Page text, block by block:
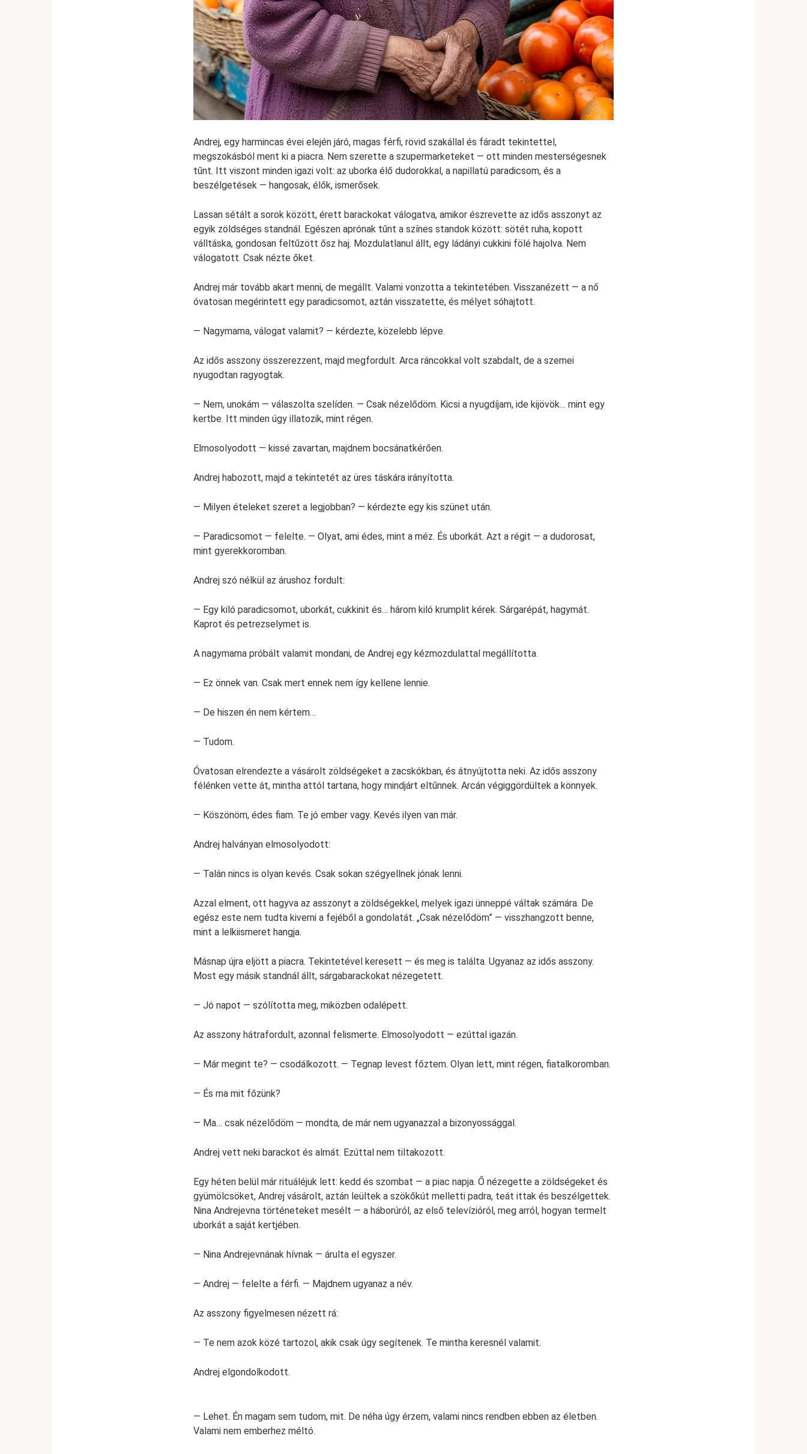
Andrej, egy harmincas évei elején járó, magas férfi, rövid szakállal és fáradt tekintettel,
megszokásból ment ki a piacra. Nem szerette a szupermarketeket — ott minden mesterségesnek
tűnt. Itt viszont minden igazi volt: az uborka élő dudorokkal, a napillatú paradicsom, és a
beszélgetések — hangosak, élők, ismerősek.
Lassan sétált a sorok között, érett barackokat válogatva, amikor észrevette az idős asszonyt az
egyik zöldséges standnál. Egészen aprónak tűnt a színes standok között: sötét ruha, kopott
válltáska, gondosan feltűzött ősz haj. Mozdulatlanul állt, egy ládányi cukkini fölé hajolva. Nem
válogatott. Csak nézte őket.
Andrej már tovább akart menni, de megállt. Valami vonzotta a tekintetében. Visszanézett — a nő
óvatosan megérintett egy paradicsomot, aztán visszatette, és mélyet sóhajtott.
— Nagymama, válogat valamit? — kérdezte, közelebb lépve.
Az idős asszony összerezzent, majd megfordult. Arca ráncokkal volt szabdalt, de a szemei
nyugodtan ragyogtak.
— Nem, unokám — válaszolta szelíden. — Csak nézelődöm. Kicsi a nyugdíjam, ide kijövök… mint egy
kertbe. Itt minden úgy illatozik, mint régen.
Elmosolyodott — kissé zavartan, majdnem bocsánatkérően.
Andrej habozott, majd a tekintetét az üres táskára irányította.
— Milyen ételeket szeret a legjobban? — kérdezte egy kis szünet után.
— Paradicsomot — felelte. — Olyat, ami édes, mint a méz. És uborkát. Azt a régit — a dudorosat,
mint gyerekkoromban.
Andrej szó nélkül az árushoz fordult:
— Egy kiló paradicsomot, uborkát, cukkinit és… három kiló krumplit kérek. Sárgarépát, hagymát.
Kaprot és petrezselymet is.
A nagymama próbált valamit mondani, de Andrej egy kézmozdulattal megállította.
— Ez önnek van. Csak mert ennek nem így kellene lennie.
— De hiszen én nem kértem…
— Tudom.
Óvatosan elrendezte a vásárolt zöldségeket a zacskókban, és átnyújtotta neki. Az idős asszony
félénken vette át, mintha attól tartana, hogy mindjárt eltűnnek. Arcán végiggördültek a könnyek.
— Köszönöm, édes fiam. Te jó ember vagy. Kevés ilyen van már.
Andrej halványan elmosolyodott:
— Talán nincs is olyan kevés. Csak sokan szégyellnek jónak lenni.
Azzal elment, ott hagyva az asszonyt a zöldségekkel, melyek igazi ünneppé váltak számára. De
egész este nem tudta kiverni a fejéből a gondolatát. „Csak nézelődöm” — visszhangzott benne,
mint a lelkiismeret hangja.
Másnap újra eljött a piacra. Tekintetével keresett — és meg is találta. Ugyanaz az idős asszony.
Most egy másik standnál állt, sárgabarackokat nézegetett.
— Jó napot — szólította meg, miközben odalépett.
Az asszony hátrafordult, azonnal felismerte. Elmosolyodott — ezúttal igazán.
— Már megint te? — csodálkozott. — Tegnap levest főztem. Olyan lett, mint régen, fiatalkoromban.
— És ma mit főzünk?
— Ma… csak nézelődöm — mondta, de már nem ugyanazzal a bizonyossággal.
Andrej vett neki barackot és almát. Ezúttal nem tiltakozott.
Egy héten belül már rituáléjuk lett: kedd és szombat — a piac napja. Ő nézegette a zöldségeket és
gyümölcsöket, Andrej vásárolt, aztán leültek a szökőkút melletti padra, teát ittak és beszélgettek.
Nina Andrejevna történeteket mesélt — a háborúról, az első televízióról, meg arról, hogyan termelt
uborkát a saját kertjében.
— Nina Andrejevnának hívnak — árulta el egyszer.
— Andrej — felelte a férfi. — Majdnem ugyanaz a név.
Az asszony figyelmesen nézett rá:
— Te nem azok közé tartozol, akik csak úgy segítenek. Te mintha keresnél valamit.
Andrej elgondolkodott.
— Lehet. Én magam sem tudom, mit. De néha úgy érzem, valami nincs rendben ebben az életben.
Valami nem emberhez méltó.